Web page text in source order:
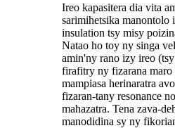
Ireo kapasitera dia vita
sarimihetsika manontolo
insulation tsy misy
Natao ho toy ny singa
amin'ny rano izy ireo
firafitry ny fizarana maro
mampiasa herinaratra
fizaran-tany resonance
mahazatra. Tena zava-
manodidina sy ny